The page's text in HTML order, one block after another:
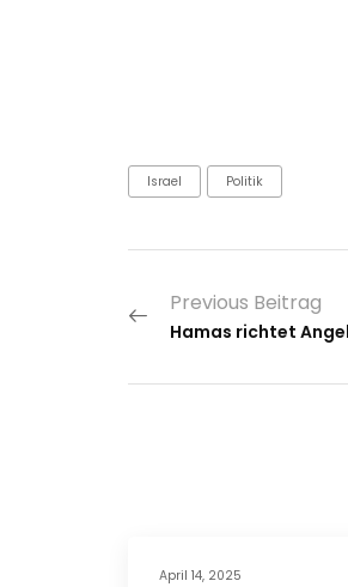
Israel Politik
Previous Beitrag
April 14, 2025